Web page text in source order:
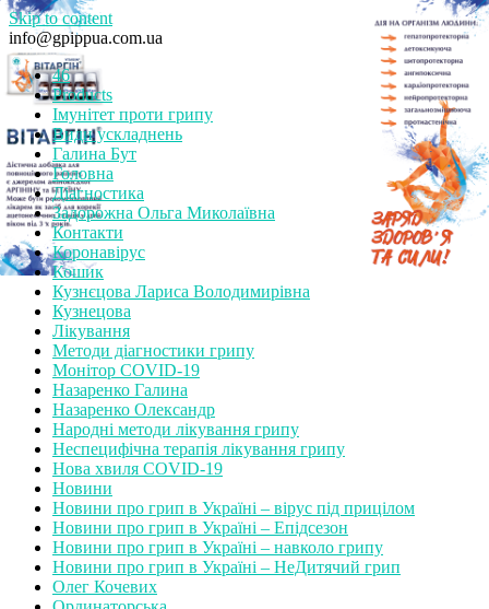
Skip to content
info@gpippua.com.ua
46
Products
Імунітет проти грипу
Види ускладнень
Галина Бут
Головна
Діагностика
Задорожна Ольга Миколаївна
Контакти
Коронавірус
Кошик
Кузнєцова Лариса Володимирівна
Кузнецова
Лікування
Методи діагностики грипу
Монітор СOVID-19
Назаренко Галина
Назаренко Олександр
Народні методи лікування грипу
Неспецифічна терапія лікування грипу
Нова хвиля COVID-19
Новини
Новини про грип в Україні – вірус під прицілом
Новини про грип в Україні – Епідсезон
Новини про грип в Україні – навколо грипу
Новини про грип в Україні – НеДитячий грип
Олег Кочевих